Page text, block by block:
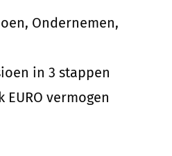
, Ondernemen,
in 3 stappen
EURO vermogen